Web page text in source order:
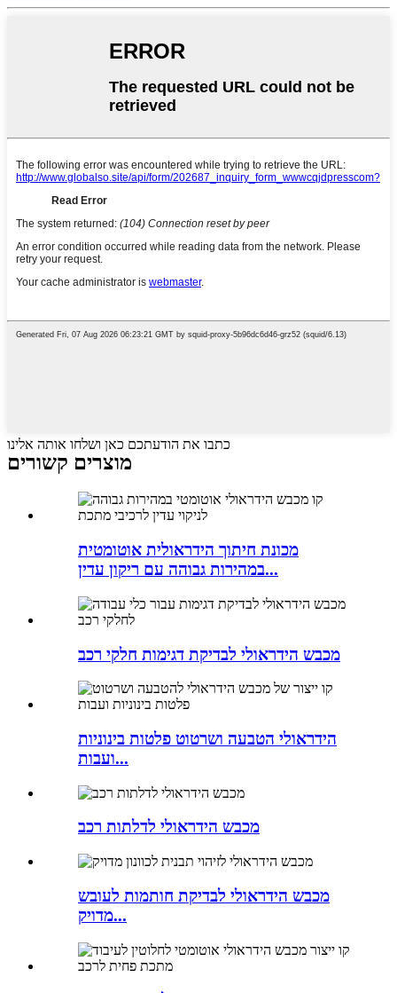
כתבו את הודעתכם כאן ושלחו אותה אלינו
מוצרים קשורים
מכונת חיתוך הידראולית אוטומטית
במהירות גבוהה עם ריקון עדין...
מכבש הידראולי לבדיקת דגימות חלקי רכב
הידראולי הטבעה ושרטוט פלטות בינוניות
ועבות...
מכבש הידראולי לדלתות רכב
מכבש הידראולי לבדיקת חותמות לעובש
מדויק...